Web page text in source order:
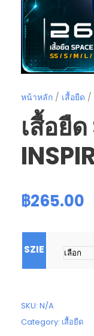
หน้าหลัก / เสื้อยืด /
เสื้อยืด
฿265.00
SZIE
SKU: N/A
Category: เสื้อยืด